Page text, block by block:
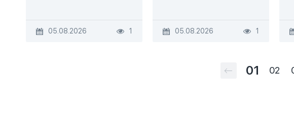
05.08.2026 1 05.08.2026 1
01 02